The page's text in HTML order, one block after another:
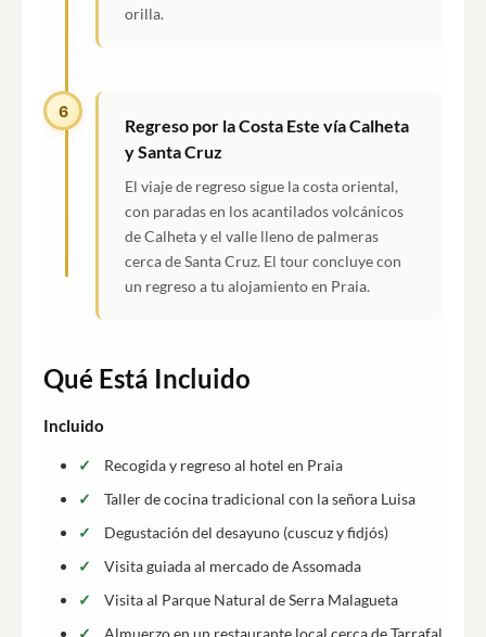
orilla.
6
Regreso por la Costa Este vía Calheta
y Santa Cruz
El viaje de regreso sigue la costa oriental,
con paradas en los acantilados volcánicos
de Calheta y el valle lleno de palmeras
cerca de Santa Cruz. El tour concluye con
un regreso a tu alojamiento en Praia.
Qué Está Incluido
Incluido
Recogida y regreso al hotel en Praia
Taller de cocina tradicional con la señora Luisa
Degustación del desayuno (cuscuz y fidjós)
Visita guiada al mercado de Assomada
Visita al Parque Natural de Serra Malagueta
Almuerzo en un restaurante local cerca de Tarrafal